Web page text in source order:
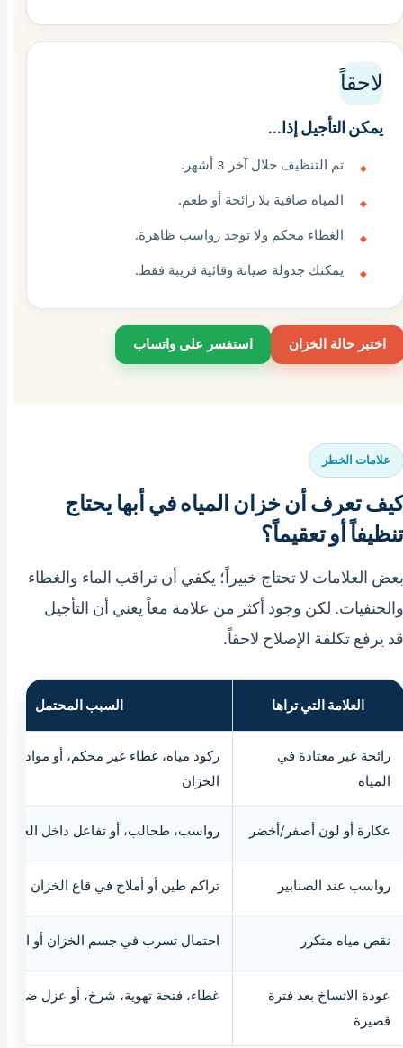
لاحقاً
يمكن التأجيل إذا...
تم التنظيف خلال آخر 3 أشهر.
المياه صافية بلا رائحة أو طعم.
الغطاء محكم ولا توجد رواسب ظاهرة.
يمكنك جدولة صيانة وقائية قريبة فقط.
اختبر حالة الخزان استفسر على واتساب
علامات الخطر
كيف تعرف أن خزان المياه في أبها يحتاج
تنظيفاً أو تعقيماً؟
بعض العلامات لا تحتاج خبيراً؛ يكفي أن تراقب الماء والغطاء
والحنفيات. لكن وجود أكثر من علامة معاً يعني أن التأجيل
قد يرفع تكلفة الإصلاح لاحقاً.
العلامة التي تراها السبب المحتمل
رائحة غير معتادة في
المياه
ركود مياه، غطاء غير محكم، أو مواد
الخزان
عكارة أو لون أصفر/أخضر رواسب، طحالب، أو تفاعل داخل الخزان
رواسب عند الصنابير تراكم طين أو أملاح في قاع الخزان
نقص مياه متكرر احتمال تسرب في جسم الخزان أو
عودة الاتساخ بعد فترة
قصيرة
غطاء، فتحة تهوية، شرخ، أو عزل ضعيف